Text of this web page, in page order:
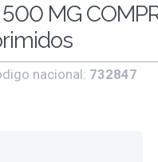
MG
nacional: 732847